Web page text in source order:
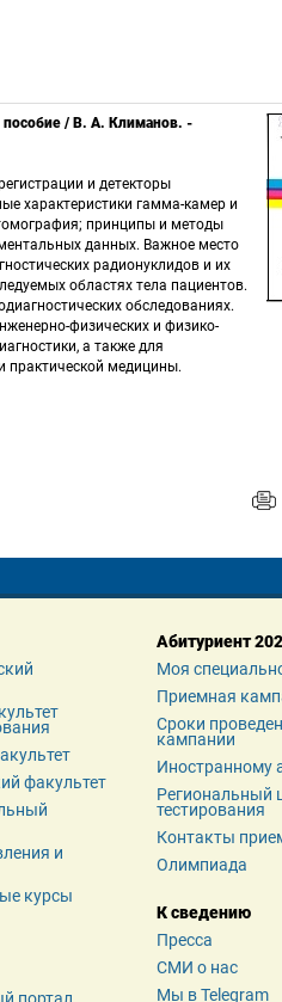
пособие / В. А. Климанов. -
и детекторы
характеристики гамма-камер и
принципы и методы
данных. Важное место
радионуклидов и их
областях тела пациентов.
обследованиях.
физических и физико-
а также для
практической медицины.
факультет
и
курсы
Абитуриент
Моя
Приемная
Сроки
кампании
Иностранному
Региональный
тестирования
Контакты
Олимпиада
К сведению
Пресса
СМИ о нас
Мы в Telegram